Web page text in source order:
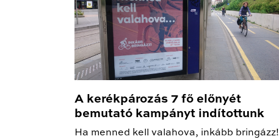
A kerékpározás 7 fő előnyét
bemutató kampányt indítottunk
Ha menned kell valahova, inkább bringázz!